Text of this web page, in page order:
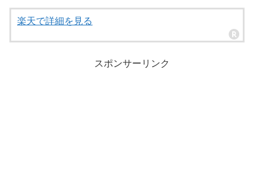
楽天で詳細を見る
スポンサーリンク